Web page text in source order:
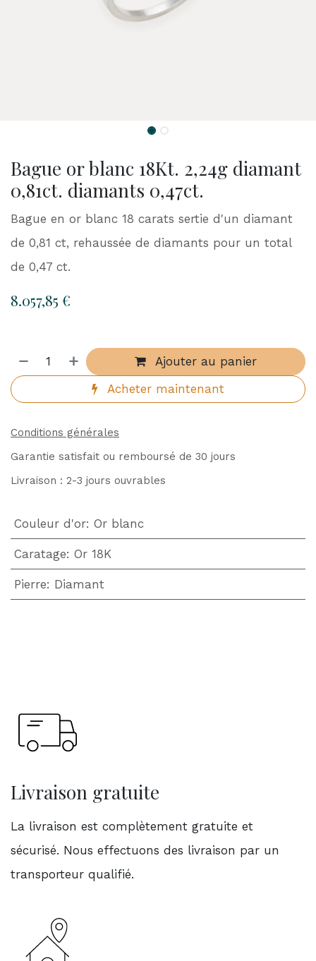
Bague or blanc 18Kt. 2,24g diamant
0,81ct. diamants 0,47ct.
Bague en or blanc 18 carats sertie d'un diamant
de 0,81 ct, rehaussée de diamants pour un total
de 0,47 ct.
8.057,85 €
Ajouter au panier
Acheter maintenant
Conditions générales
Garantie satisfait ou remboursé de 30 jours
Livraison : 2-3 jours ouvrables
Couleur d'or: Or blanc
Caratage: Or 18K
Pierre: Diamant
Livraison gratuite
La livraison est complètement gratuite et
sécurisé. Nous effectuons des livraison par un
transporteur qualifié.